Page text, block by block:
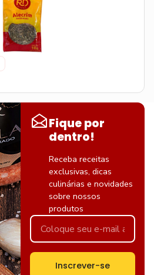
Fique por
dentro!
Receba receitas
exclusivas, dicas
culinárias e novidades
sobre nossos
produtos
Inscrever-se